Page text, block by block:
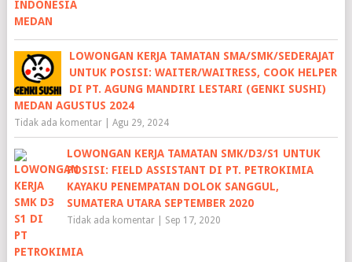
LOWONGAN KERJA TAMATAN SMA/SMK/SEDERAJAT
UNTUK POSISI: WAITER/WAITRESS, COOK HELPER
DI PT. AGUNG MANDIRI LESTARI (GENKI SUSHI)
MEDAN AGUSTUS 2024
Tidak ada komentar| Agu 29, 2024
LOWONGAN KERJA TAMATAN SMK/D3/S1 UNTUK
POSISI: FIELD ASSISTANT DI PT. PETROKIMIA
KAYAKU PENEMPATAN DOLOK SANGGUL,
SUMATERA UTARA SEPTEMBER 2020
Tidak ada komentar| Sep 17, 2020